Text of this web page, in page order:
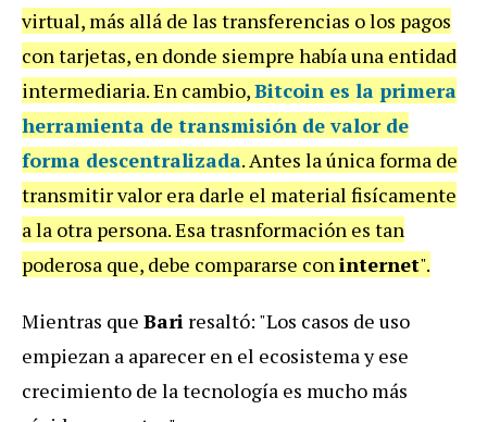
virtual, más allá de las transferencias o los pagos
con tarjetas, en donde siempre había una entidad
intermediaria. En cambio,Bitcoin es la primera
herramienta de transmisión de valor de
forma descentralizada. Antes la única forma de
transmitir valor era darle el material fisícamente
a la otra persona. Esa trasnformación es tan
poderosa que, debe compararse coninternet".
Mientras que Bari resaltó: "Los casos de uso
empiezan a aparecer en el ecosistema y ese
crecimiento de la tecnología es mucho más